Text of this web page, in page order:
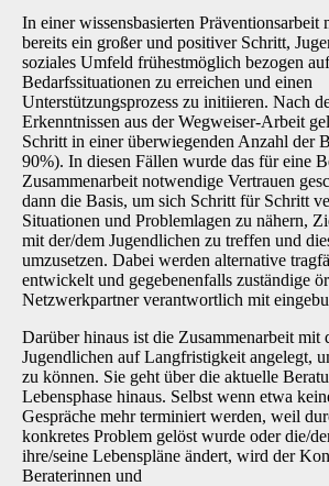
In einer wissensbasierten Präventionsarbeit
bereits ein großer und positiver Schritt,
soziales Umfeld frühestmöglich bezogen
Bedarfssituationen zu erreichen und einen
Unterstützungsprozess zu initiieren. Nach
Erkenntnissen aus der Wegweiser-Arbeit
Schritt in einer überwiegenden Anzahl der
90%). In diesen Fällen wurde das für eine
Zusammenarbeit notwendige Vertrauen
dann die Basis, um sich Schritt für Schritt
Situationen und Problemlagen zu nähern,
mit der/dem Jugendlichen zu treffen und
umzusetzen. Dabei werden alternative
entwickelt und gegebenenfalls zuständige
Netzwerkpartner verantwortlich mit
Darüber hinaus ist die Zusammenarbeit mit
Jugendlichen auf Langfristigkeit angelegt,
zu können. Sie geht über die aktuelle
Lebensphase hinaus. Selbst wenn etwa
Gespräche mehr terminiert werden, weil
konkretes Problem gelöst wurde oder die/
ihre/seine Lebenspläne ändert, wird der
Beraterinnen und